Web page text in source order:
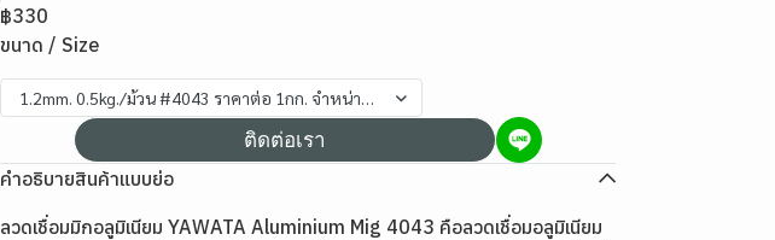
฿330
ขนาด / Size
1.2mm. 0.5kg./ม้วน #4043 ราคาต่อ 1กก. จำหน่ายยกม้วน
ติดต่อเรา
คำอธิบายสินค้าแบบย่อ
ลวดเชื่อมมิกอลูมิเนียม YAWATA Aluminium Mig 4043 คือลวดเชื่อมอลูมิเนียม